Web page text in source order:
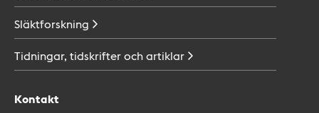
Släktforskning
Tidningar, tidskrifter ochartiklar
Kontakt